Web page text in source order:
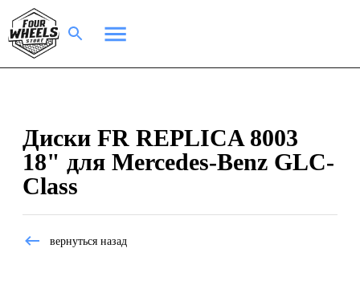
Диски FR REPLICA 8003
18" для Mercedes-Benz GLC-
Class
вернуться назад